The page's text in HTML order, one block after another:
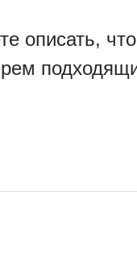
описать,